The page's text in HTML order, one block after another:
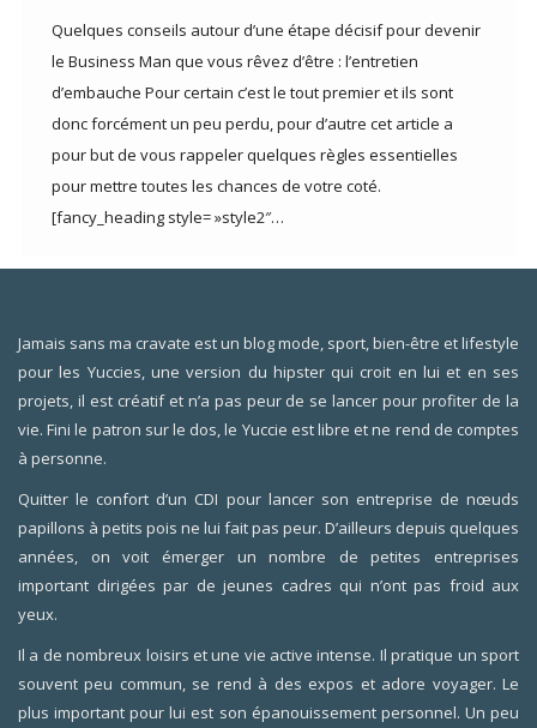
Quelques conseils autour d’une étape décisif pour devenir
le Business Man que vous rêvez d’être : l’entretien
d’embauche Pour certain c’est le tout premier et ils sont
donc forcément un peu perdu, pour d’autre cet article a
pour but de vous rappeler quelques règles essentielles
pour mettre toutes les chances de votre coté.
[fancy_heading style= »style2″…
Jamais sans ma cravate est un blog mode, sport, bien-être et lifestyle
pour les Yuccies, une version du hipster qui croit en lui et en ses
projets, il est créatif et n’a pas peur de se lancer pour profiter de la
vie. Fini le patron sur le dos, le Yuccie est libre et ne rend de comptes
à personne.
Quitter le confort d’un CDI pour lancer son entreprise de nœuds
papillons à petits pois ne lui fait pas peur. D’ailleurs depuis quelques
années, on voit émerger un nombre de petites entreprises
important dirigées par de jeunes cadres qui n’ont pas froid aux
yeux.
Il a de nombreux loisirs et une vie active intense. Il pratique un sport
souvent peu commun, se rend à des expos et adore voyager. Le
plus important pour lui est son épanouissement personnel. Un peu